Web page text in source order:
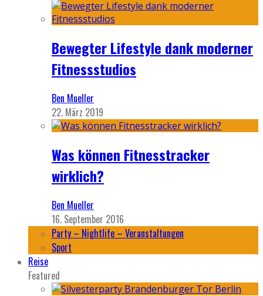
Bewegter Lifestyle dank moderner
Fitnessstudios
Ben Mueller
22. März 2019
Was können Fitnesstracker
wirklich?
Ben Mueller
16. September 2016
Party – Nightlife – Veranstaltungen
Sport
Reise
Featured